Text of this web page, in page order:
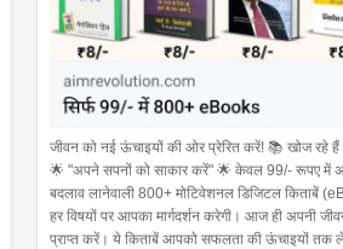
जीवन को नई ऊंचाइयों की ओर प्रेरित करें! 📚 खोज रहे हैं
🌟 "अपने सपनों को साकार करें" 🌟 केवल 99/- रूपए में
बदलाव लानेवाली 800+ मोटिवेशनल डिजिटल किताबें
हर विषयों पर आपका मार्गदर्शन करेगी। आज ही अपनी
प्राप्त करें। ये किताबें आपको सफलता की ऊंचाइयों तक ले